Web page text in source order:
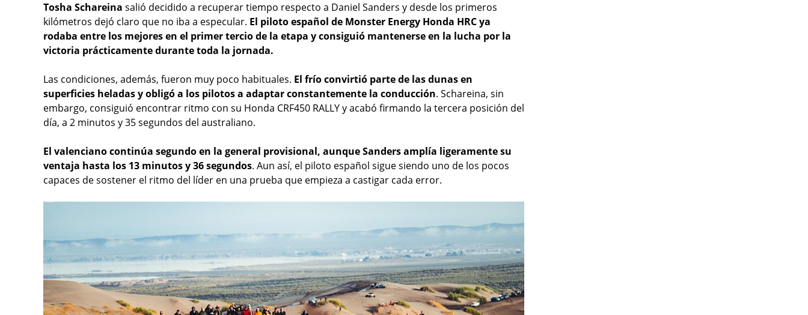
Tosha Schareina salió decidido a recuperar tiempo respecto a Daniel Sanders y desde los primeros
kilómetros dejó claro que no iba a especular. El piloto español de Monster Energy Honda HRC ya
rodaba entre los mejores en el primer tercio de la etapa y consiguió mantenerse en la lucha por la
victoria prácticamente durante toda la jornada.
Las condiciones, además, fueron muy poco habituales. El frío convirtió parte de las dunas en
superficies heladas y obligó a los pilotos a adaptar constantemente la conducción. Schareina, sin
embargo, consiguió encontrar ritmo con su Honda CRF450 RALLY y acabó firmando la tercera posición del
día, a 2 minutos y 35 segundos del australiano.
El valenciano continúa segundo en la general provisional, aunque Sanders amplía ligeramente su
ventaja hasta los 13 minutos y 36 segundos. Aun así, el piloto español sigue siendo uno de los pocos
capaces de sostener el ritmo del líder en una prueba que empieza a castigar cada error.